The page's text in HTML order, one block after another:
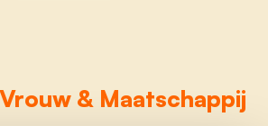
& Maatschappij